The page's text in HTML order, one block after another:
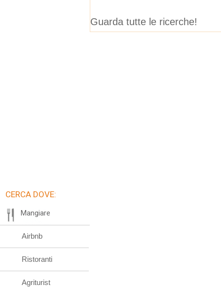
Guarda tutte le ricerche!
CERCA DOVE:
Mangiare
Airbnb
Ristoranti
Agriturist